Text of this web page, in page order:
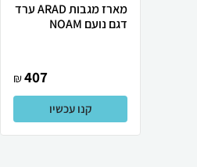
מארז מגבות ARAD ערד
דגם נועם NOAM
407
₪
קנו עכשיו